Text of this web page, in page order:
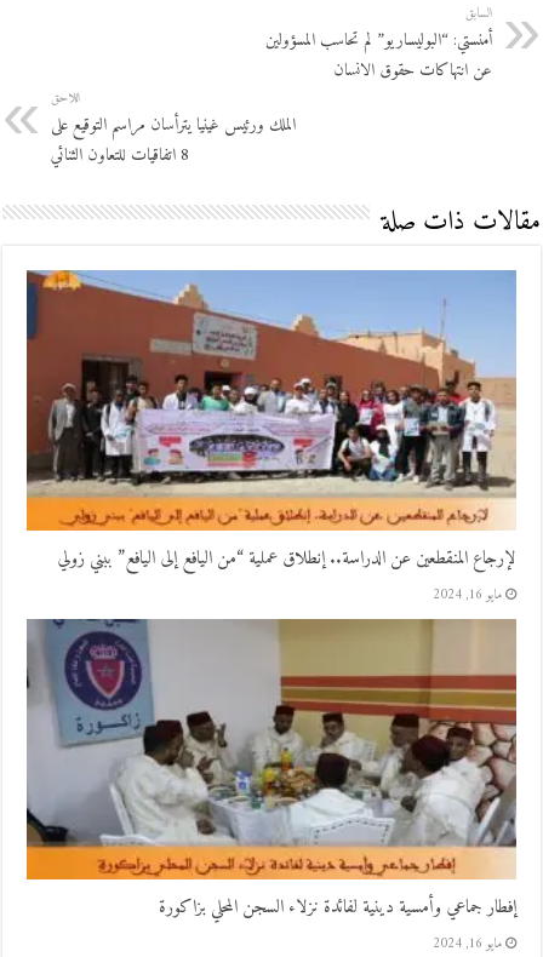
السابق
أمنستي: “البوليساريو” لم تحاسب المسؤولين
عن انتهاكات حقوق الانسان
اللاحق
الملك ورئيس غينيا يترأسان مراسم التوقيع على
8 اتفاقيات للتعاون الثنائي
مقالات ذات صلة
لإرجاع المنقطعين عن الدراسة.. إنطلاق عملية “من اليافع إلى اليافع” ببني زولي
مايو 16, 2024
إفطار جماعي وأمسية دينية لفائدة نزلاء السجن المحلي بزاكورة
مايو 16, 2024